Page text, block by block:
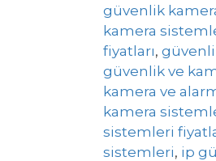
güvenlik
kamera
fiyatları,
güvenlik ve
kamera ve
kamera
sistemleri
sistemleri, ip